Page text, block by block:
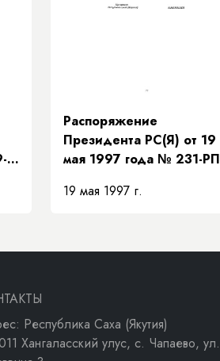
Распоряжение
Президента РС(Я) от 19
мая 1997 года № 231-РП
Бестяхской нефтебазы
19 мая 1997 г.
Республика Саха (Якутия)
Хангаласский улус, с. Чапаево, ул.